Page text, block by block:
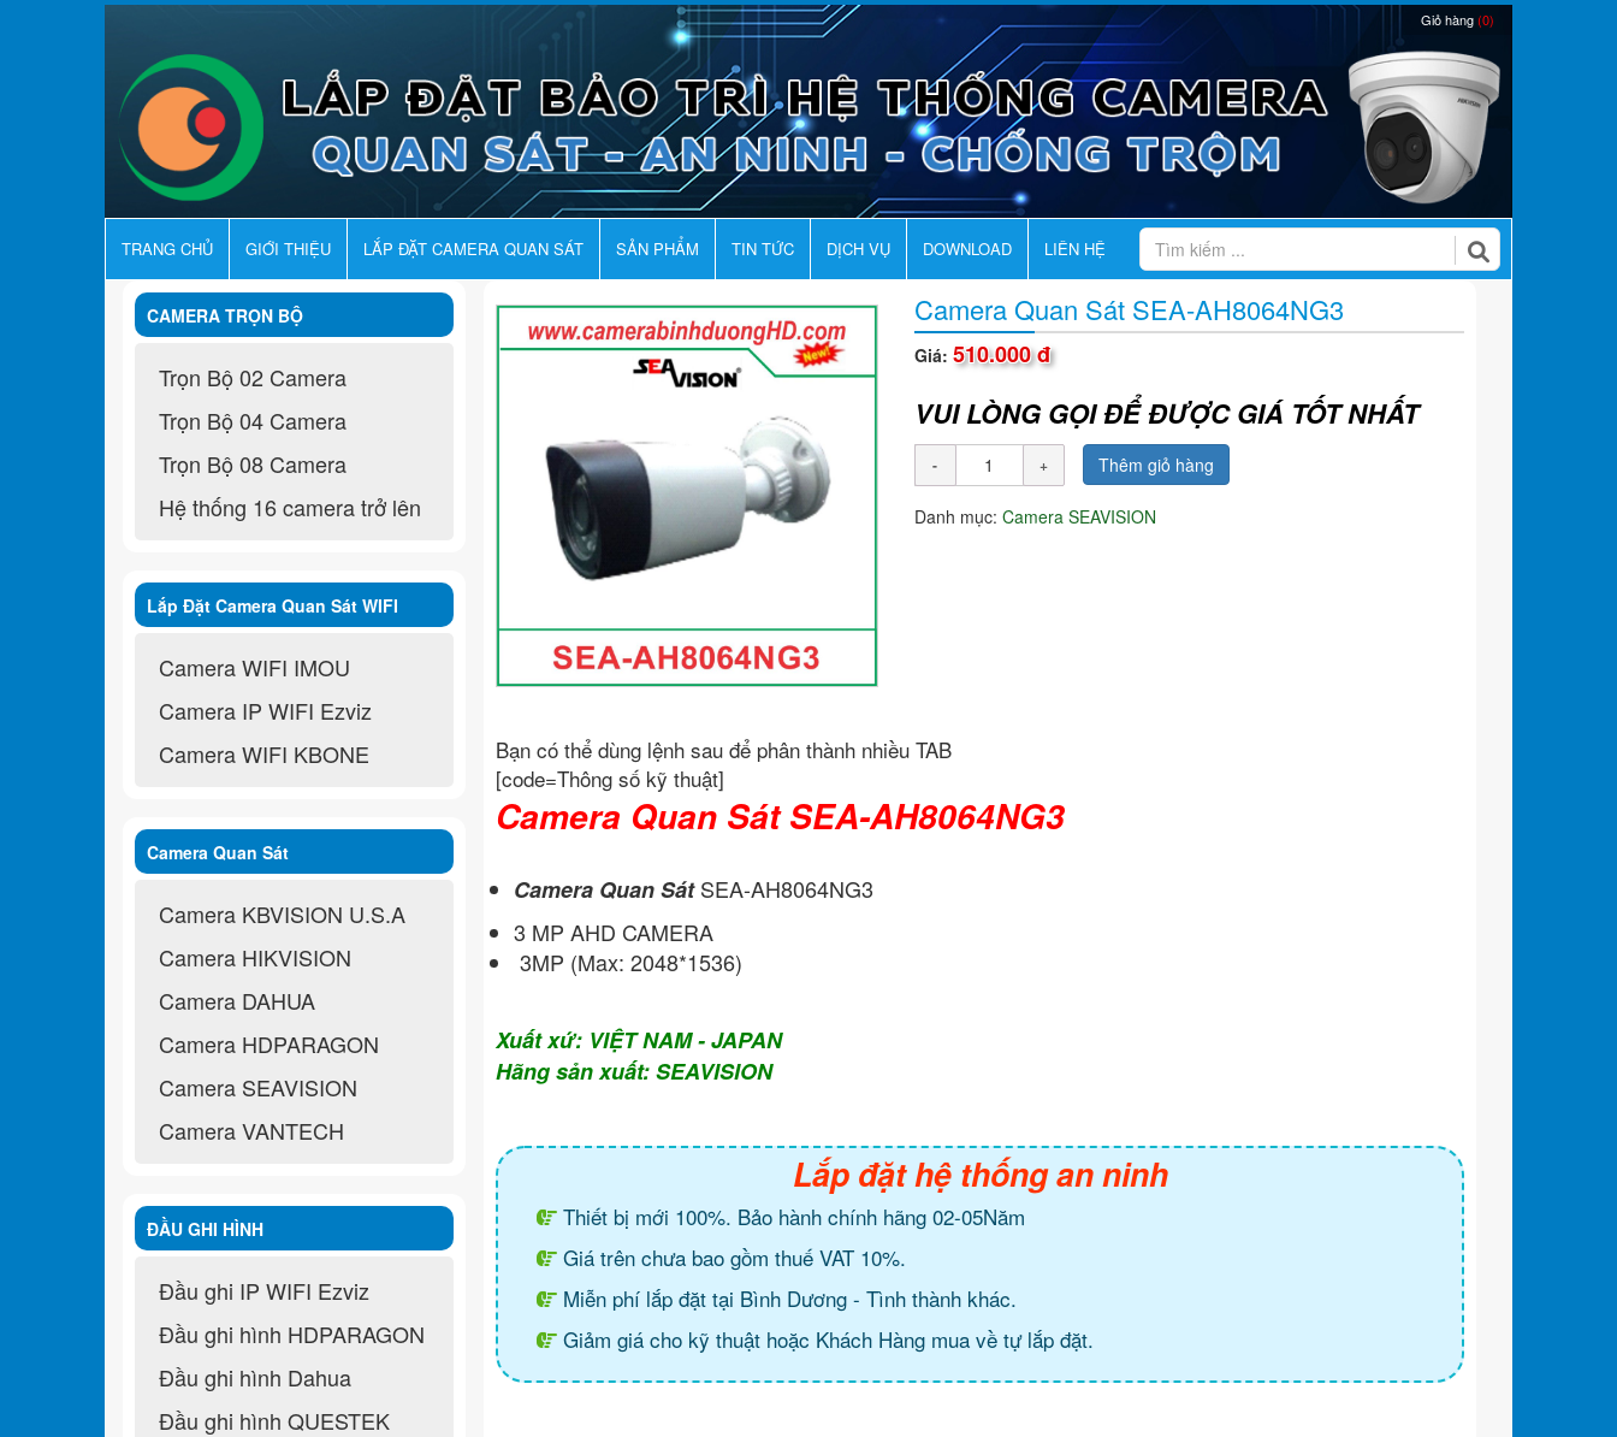
Giỏ hàng(0)
TRANG CHỦ GIỚI THIỆU LẮP ĐẶT CAMERA QUAN SÁT SẢN PHẨM TIN TỨC DỊCH VỤ DOWNLOAD LIÊN HỆ
Camera Quan Sát SEA-AH8064NG3
Giá: 510.000 đ
VUI LÒNG GỌI ĐỂ ĐƯỢC GIÁ TỐT NHẤT
Thêm giỏ hàng
Danh mục: Camera SEAVISION
Bạn có thể dùng lệnh sau để phân thành nhiều TAB
[code=Thông số kỹ thuật]
Camera Quan Sát SEA-AH8064NG3
Camera Quan SátSEA-AH8064NG3
3 MP AHD CAMERA
3MP (Max: 2048*1536)
Xuất xứ: VIỆT NAM - JAPAN
Hãng sản xuất: SEAVISION
Lắp đặt hệ thống an ninh
Thiết bị mới 100%. Bảo hành chính hãng 02-05Năm
Giá trên chưa bao gồm thuế VAT 10%.
Miễn phí lắp đặt tại Bình Dương - Tình thành khác.
Giảm giá cho kỹ thuật hoặc Khách Hàng mua về tự lắp đặt.
CAMERA TRỌN BỘ
Trọn Bộ 02 Camera
Trọn Bộ 04 Camera
Trọn Bộ 08 Camera
Hệ thống 16 camera trở lên
Lắp Đặt Camera Quan Sát WIFI
Không Dây
Camera WIFI IMOU
Camera IP WIFI Ezviz
Camera WIFI KBONE
Camera Quan Sát
Camera KBVISION U.S.A
Camera HIKVISION
Camera DAHUA
Camera HDPARAGON
Camera SEAVISION
Camera VANTECH
ĐẦU GHI HÌNH
Đầu ghi IP WIFI Ezviz
Đầu ghi hình HDPARAGON
Đầu ghi hình Dahua
Đầu ghi hình QUESTEK